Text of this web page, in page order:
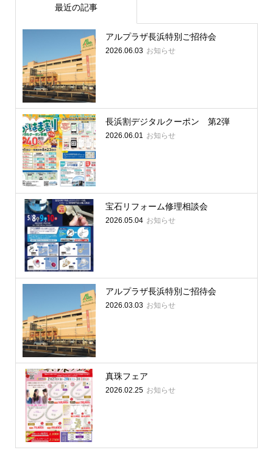
最近の記事
アルプラザ長浜特別ご招待会
2026.06.03 お知らせ
長浜割デジタルクーポン 第2弾
2026.06.01 お知らせ
宝石リフォーム修理相談会
2026.05.04 お知らせ
アルプラザ長浜特別ご招待会
2026.03.03 お知らせ
真珠フェア
2026.02.25 お知らせ